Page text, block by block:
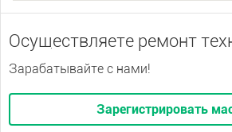
Осуществляете ремонт
Зарабатывайте с нами!
Зарегистрировать